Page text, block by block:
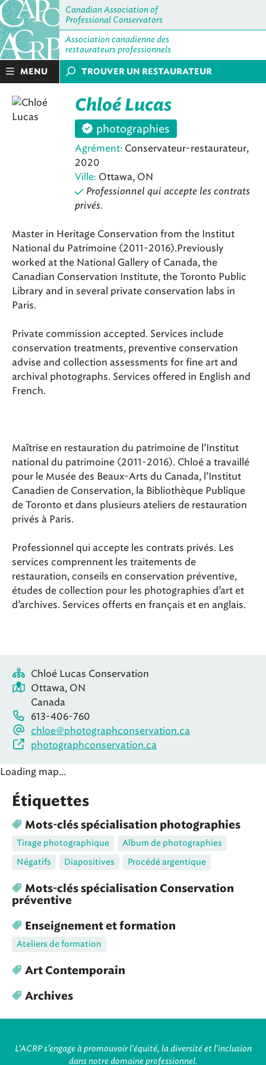
Canadian Association of
Professional Conservators
Association canadienne des
restaurateurs professionnels
MENU TROUVER UN RESTAURATEUR
Chloé Lucas
photographies
Agrément: Conservateur-restaurateur,
2020
Ville: Ottawa, ON
Professionnel qui accepte les contrats
privés.
Master in Heritage Conservation from the Institut
National du Patrimoine (2011-2016).Previously
worked at the National Gallery of Canada, the
Canadian Conservation Institute, the Toronto Public
Library and in several private conservation labs in
Paris.
Private commission accepted. Services include
conservation treatments, preventive conservation
advise and collection assessments for fine art and
archival photographs. Services offered in English and
French.
Maîtrise en restauration du patrimoine de l’Institut
national du patrimoine (2011-2016). Chloé a travaillé
pour le Musée des Beaux-Arts du Canada, l’Institut
Canadien de Conservation, la Bibliothèque Publique
de Toronto et dans plusieurs ateliers de restauration
privés à Paris.
Professionnel qui accepte les contrats privés. Les
services comprennent les traitements de
restauration, conseils en conservation préventive,
études de collection pour les photographies d’art et
d’archives. Services offerts en français et en anglais.
Chloé Lucas Conservation
Ottawa, ON
Canada
613-406-760
chloe@photographconservation.ca
photographconservation.ca
Loading map...
Étiquettes
Mots-clés spécialisation photographies
Tirage photographique
Album de photographies
Négatifs
Diapositives Procédé argentique
Mots-clés spécialisation Conservation
préventive
Enseignement et formation
Ateliers de formation
Art Contemporain
Archives
L’ACRP s’engage à promouvoir l'équité, la diversité et l'inclusion
dans notre domaine professionnel.